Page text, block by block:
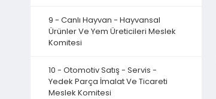
9 - Canlı Hayvan - Hayvansal
Ürünler Ve Yem Üreticileri Meslek
Komitesi
10 - Otomotiv Satış - Servis -
Yedek Parça İmalat Ve Ticareti
Meslek Komitesi